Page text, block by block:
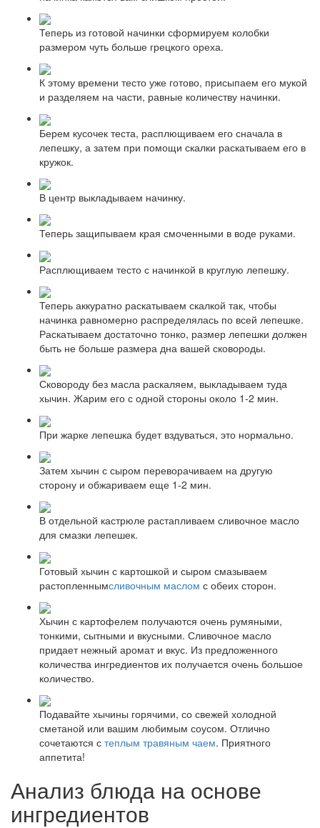
Теперь из готовой начинки сформируем колобки
размером чуть больше грецкого ореха.
К этому времени тесто уже готово, присыпаем его мукой
и разделяем на части, равные количеству начинки.
Берем кусочек теста, расплющиваем его сначала в
лепешку, а затем при помощи скалки раскатываем его в
кружок.
В центр выкладываем начинку.
Теперь защипываем края смоченными в воде руками.
Расплющиваем тесто с начинкой в круглую лепешку.
Теперь аккуратно раскатываем скалкой так, чтобы
начинка равномерно распределялась по всей лепешке.
Раскатываем достаточно тонко, размер лепешки должен
быть не больше размера дна вашей сковороды.
Сковороду без масла раскаляем, выкладываем туда
хычин. Жарим его с одной стороны около 1-2 мин.
При жарке лепешка будет вздуваться, это нормально.
Затем хычин с сыром переворачиваем на другую
сторону и обжариваем еще 1-2 мин.
В отдельной кастрюле растапливаем сливочное масло
для смазки лепешек.
Готовый хычин с картошкой и сыром смазываем
растопленнымсливочным маслом с обеих сторон.
Хычин с картофелем получаются очень румяными,
тонкими, сытными и вкусными. Сливочное масло
придает нежный аромат и вкус. Из предложенного
количества ингредиентов их получается очень большое
количество.
Подавайте хычины горячими, со свежей холодной
сметаной или вашим любимым соусом. Отлично
сочетаются с теплым травяным чаем. Приятного
аппетита!
Анализ блюда на основе
ингредиентов